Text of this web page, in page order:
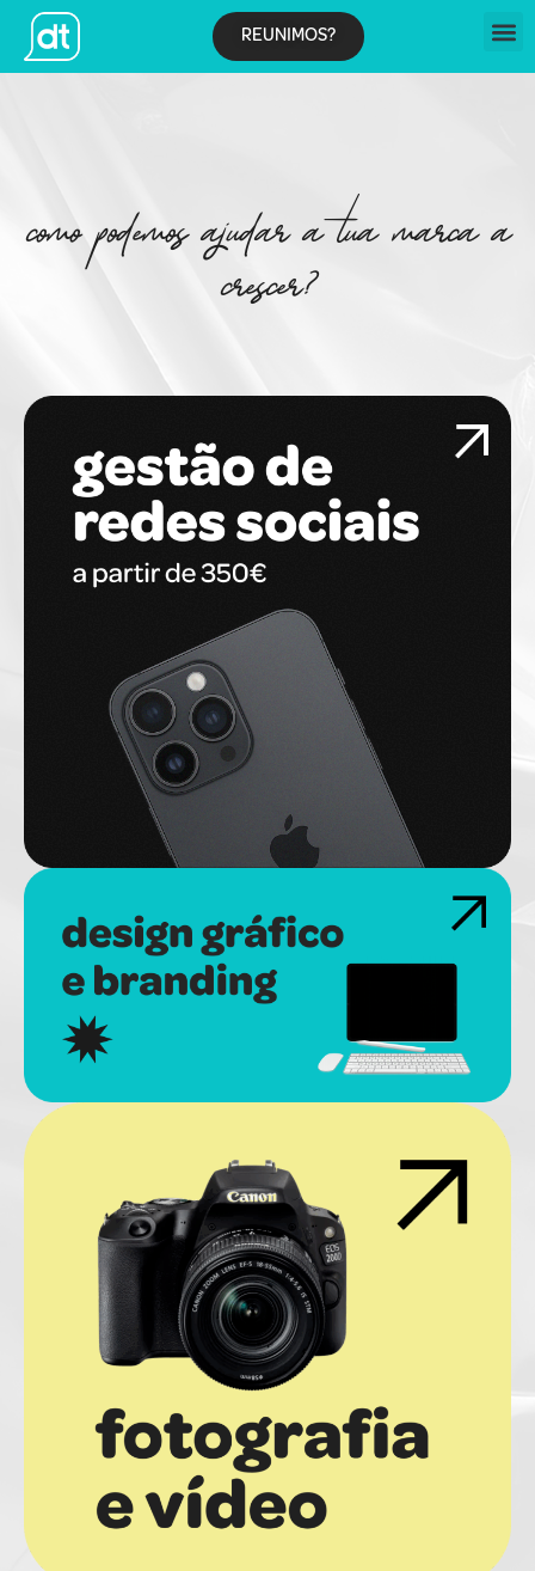
REUNIMOS?
como podemos ajudar a tua marca a
crescer?